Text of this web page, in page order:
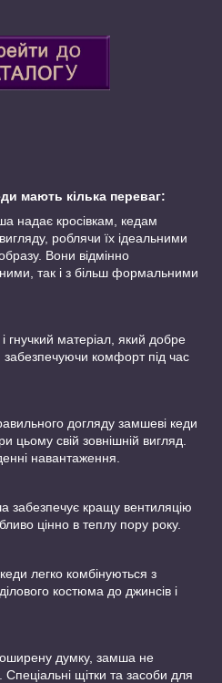
мають кілька переваг:
надає кросівкам, кедам
роблячи їх ідеальними
Вони відмінно
так і з більш формальними
матеріал, який добре
комфорт під час
догляду замшеві кеди
цьому свій зовнішній вигляд.
навантаження.
забезпечує кращу вентиляцію
цінно в теплу пору року.
легко комбінуються з
костюма до джинсів і
думку, замша не
щітки та засоби для